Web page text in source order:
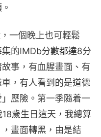
一個晚上也可輕鬆
集的IMDb分數都達8分
事，有血腥畫面、有
，有人看到的是道德
歷險。第一季隨着一
歲生日這天，我總算
畫面轉黑，由是結